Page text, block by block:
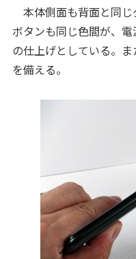
本体側面も背面と同じ
ボタンも同じ色間が、
の仕上げとしている。
を備える。